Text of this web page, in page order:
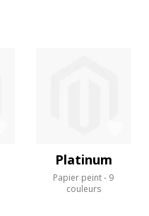
Platinum
Papier peint
9
couleurs